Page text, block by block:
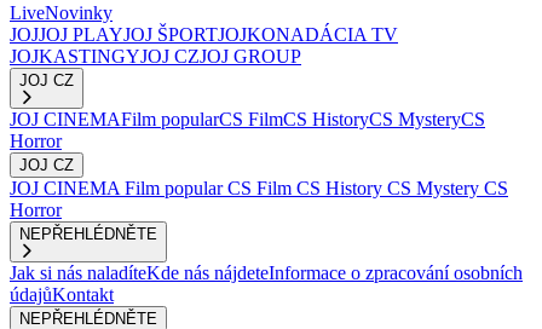
LiveNovinky
JOJJOJ PLAYJOJ ŠPORTJOJKONADÁCIA TV
JOJKASTINGYJOJ CZJOJ GROUP
JOJ CZ
JOJ CINEMAFilm popularCS FilmCS HistoryCS MysteryCS
Horror
JOJ CZ
JOJ CINEMA Film popularCS Film CS History CS Mystery CS
Horror
NEPŘEHLÉDNĚTE
Jak si nás naladíteKde nás nájdeteInformace o zpracování osobních
údajůKontakt
NEPŘEHLÉDNĚTE